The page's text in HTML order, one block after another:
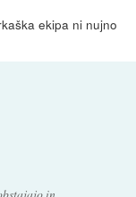
ekipa ni nujno